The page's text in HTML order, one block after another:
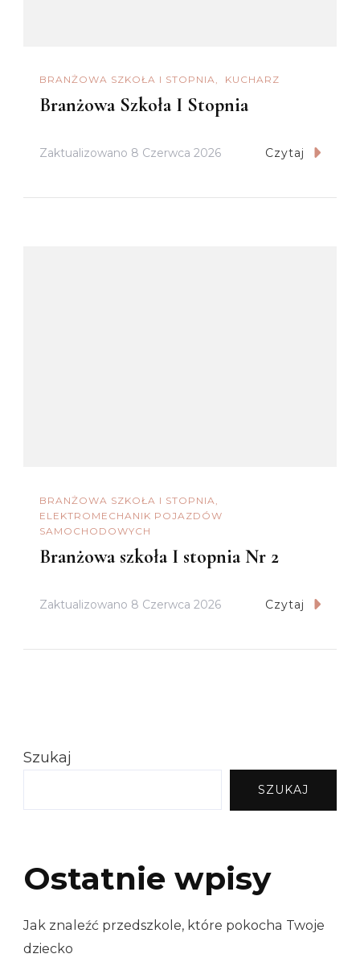
BRANŻOWA SZKOŁA I STOPNIA KUCHARZ
Branżowa Szkoła I Stopnia
Zaktualizowano 8 Czerwca 2026 Czytaj
BRANŻOWA SZKOŁA I STOPNIA
ELEKTROMECHANIK POJAZDÓW
SAMOCHODOWYCH
Branżowa szkoła I stopnia Nr 2
Zaktualizowano 8 Czerwca 2026 Czytaj
Szukaj
SZUKAJ
Ostatnie wpisy
Jak znaleźć przedszkole, które pokocha Twoje
dziecko